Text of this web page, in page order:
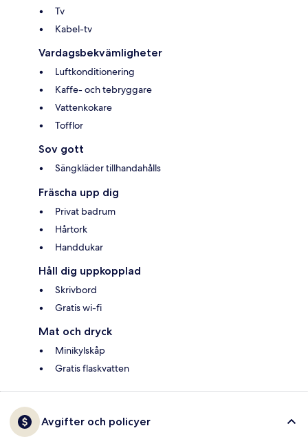
Tv
Kabel-tv
Vardagsbekvämligheter
Luftkonditionering
Kaffe- och tebryggare
Vattenkokare
Tofflor
Sov gott
Sängkläder tillhandahålls
Fräscha upp dig
Privat badrum
Hårtork
Handdukar
Håll dig uppkopplad
Skrivbord
Gratis wi-fi
Mat och dryck
Minikylskåp
Gratis flaskvatten
Avgifter och policyer